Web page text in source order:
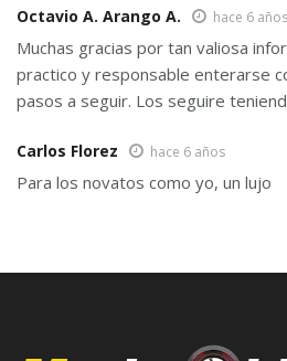
Octavio A. Arango A. hace 6 años
Muchas gracias por tan valiosa
practico y responsable enterarse
pasos a seguir. Los seguire
Carlos Florez hace 6 años
Para los novatos como yo, un lujo